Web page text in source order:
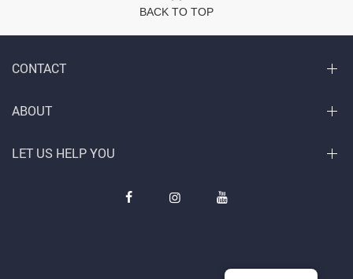
BACK TO TOP
CONTACT
ABOUT
LET US HELP YOU